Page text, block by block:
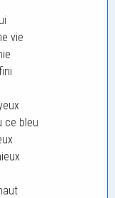
vie
ce bleu